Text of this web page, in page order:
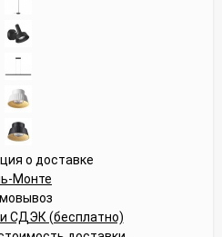
о доставке
Монте
СДЭК (бесплатно)